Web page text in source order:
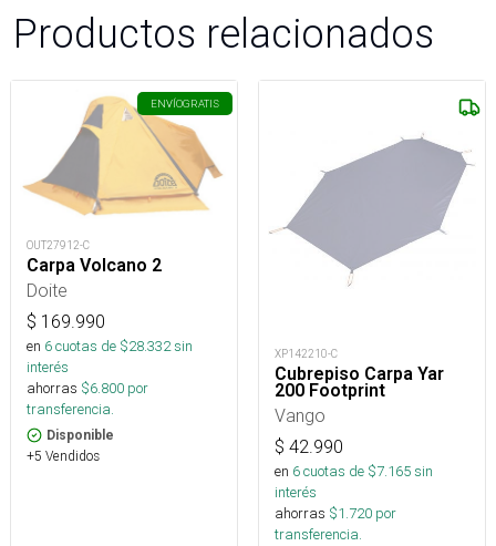
Productos relacionados
ENVÍOGRATIS
OUT27912-C
Carpa Volcano 2
Doite
$ 169.990
en 6cuotas de $28.332sin
interés
ahorras $6.800 por
transferencia.
Disponible
+5 Vendidos
XP142210-C
Cubrepiso Carpa Yar
200 Footprint
Vango
$ 42.990
en 6cuotas de $7.165sin
interés
ahorras $1.720 por
transferencia.